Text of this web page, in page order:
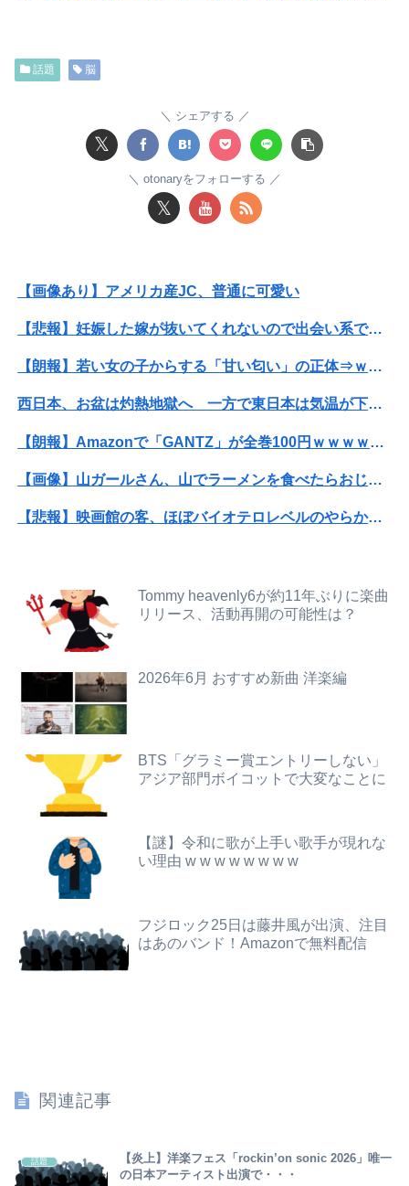
焼肉店でノンアルコールビールを飲んだら2杯目で急性アルコール中毒になった。それで警察と保健所を巻き込む騒ぎに…
【画像】田中みな実さんの妊娠後の胸がヤバいことになってる
【投資の闇】「銀行なら安心」と思って買った投資信託、11年後に確認した結果……
【画像あり】アメリカ産JC、普通に可愛い
【画像あり】ディズニーの「おいなり巻（600円）」、卑猥すぎて賛否両論ｗｗｗｗｗ
【動画】仲間に花火を水平撃ちしようとして障害を負ったかもしれない事故。
【画像】小倉ゆうか(27)さん、7年ぶり『FRIDAY』表紙で神ボディ大解放
【🧟】「ゾンビたばこ売人」と肩組みショット「小園海斗」に注がれる“厳しい視線” 「レギュラー剥奪も選択肢のひとつに」
【画像】壮絶ないじめでガチ濡れしてる女子
話題 脳
シェアする
𝕏
otonaryをフォローする
𝕏
【画像あり】アメリカ産JC、普通に可愛い
【悲報】妊娠した嫁が抜いてくれないので出会い系で知り合った女とやったwwww
【朗報】若い女の子からする「甘い匂い」の正体⇒ｗｗｗｗｗｗｗｗｗｗｗｗｗ
西日本、お盆は灼熱地獄へ 一方で東日本は気温が下がる
【朗報】Amazonで「GANTZ」が全巻100円ｗｗｗｗｗｗｗｗｗｗ
【画像】山ガールさん、山でラーメンを食べたらおじさんに怒られるｗｗｗ
【悲報】映画館の客、ほぼバイオテロレベルのやらかしで観客が避難する事態にｗｗｗｗ
【警告】社会人「スムージーにキウイ皮ごと入れよ。これ美容にいいんだよね〜」→ 結果…
元彼が彼女にだけナルシスト？で冷めた
【動画】仙台育英の野球部女子マネ、あざといウィンクでお前らの心を鷲掴みｗｗｗｗｗ
【閲覧注意・動画】大阪で警察に射殺された男の動画、エグい 撃たれてから叫びながら苦しみもがいて死ぬ
焼肉店でノンアルコールビールを飲んだら2杯目で急性アルコール中毒になった。それで警察と保健所を巻き込む騒ぎに…
Tommy heavenly6が約11年ぶりに楽曲
リリース、活動再開の可能性は？
2026年6月 おすすめ新曲 洋楽編
BTS「グラミー賞エントリーしない」
アジア部門ボイコットで大変なことに
【謎】令和に歌が上手い歌手が現れな
い理由 w w w w w w w w
フジロック25日は藤井風が出演、注目
はあのバンド！Amazonで無料配信
関連記事
話題
【炎上】洋楽フェス「rockin’on sonic 2026」唯一
の日本アーティスト出演で・・・